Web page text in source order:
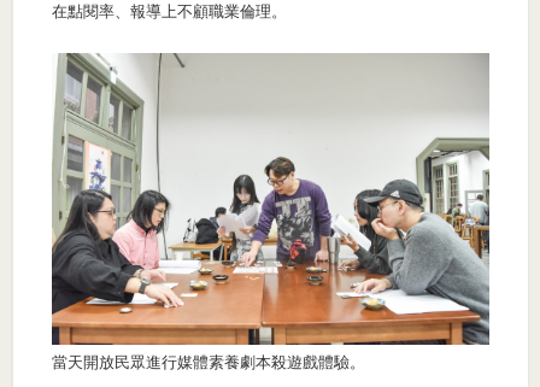
在點閱率、報導上不顧職業倫理。
當天開放民眾進行媒體素養劇本殺遊戲體驗。